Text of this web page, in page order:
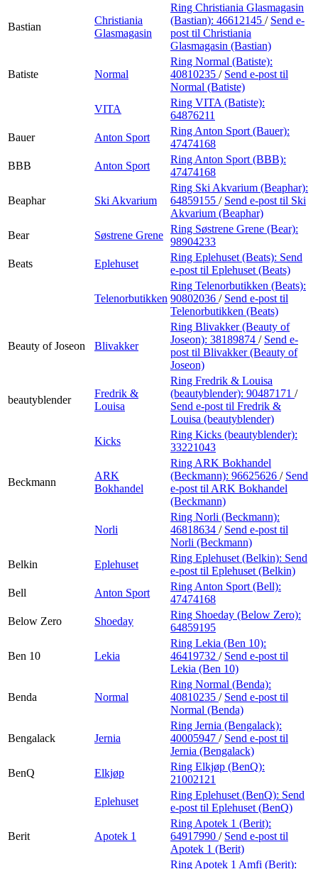
Bastian
Christiania
Glasmagasin
Ring Christiania Glasmagasin
(Bastian): 46612145 / Send e-
post til Christiania
Glasmagasin (Bastian)
Batiste Normal
Ring Normal (Batiste):
40810235 / Send e-post til
Normal (Batiste)
VITA
Ring VITA (Batiste):
64876211
Bauer
Anton Sport
Ring Anton Sport (Bauer):
47474168
BBB
Anton Sport
Ring Anton Sport (BBB):
47474168
Beaphar Ski Akvarium
Ring Ski Akvarium (Beaphar):
64859155 / Send e-post til Ski
Akvarium (Beaphar)
Bear
Søstrene Grene
Ring Søstrene Grene (Bear):
98904233
Beats
Eplehuset
Ring Eplehuset (Beats): Send
e-post til Eplehuset (Beats)
Telenorbutikken
Ring Telenorbutikken (Beats):
90802036 / Send e-post til
Telenorbutikken (Beats)
Beauty of Joseon Blivakker
Ring Blivakker (Beauty of
Joseon): 38189874 / Send e-
post til Blivakker (Beauty of
Joseon)
beautyblender
Fredrik &
Louisa
Ring Fredrik & Louisa
(beautyblender): 90487171 /
Send e-post til Fredrik &
Louisa (beautyblender)
Kicks
Ring Kicks (beautyblender):
33221043
Beckmann
ARK
Bokhandel
Ring ARK Bokhandel
(Beckmann): 96625626 / Send
e-post til ARK Bokhandel
(Beckmann)
Norli
Ring Norli (Beckmann):
46818634 / Send e-post til
Norli (Beckmann)
Belkin
Eplehuset
Ring Eplehuset (Belkin): Send
e-post til Eplehuset (Belkin)
Bell
Anton Sport
Ring Anton Sport (Bell):
47474168
Below Zero
Shoeday
Ring Shoeday (Below Zero):
64859195
Ben 10 Lekia
Ring Lekia (Ben 10):
46419732 / Send e-post til
Lekia (Ben 10)
Benda Normal
Ring Normal (Benda):
40810235 / Send e-post til
Normal (Benda)
Bengalack Jernia
Ring Jernia (Bengalack):
40005947 / Send e-post til
Jernia (Bengalack)
BenQ
Elkjøp
Ring Elkjøp (BenQ):
21002121
Eplehuset
Ring Eplehuset (BenQ): Send
e-post til Eplehuset (BenQ)
Berit Apotek 1
Ring Apotek 1 (Berit):
64917990 / Send e-post til
Apotek 1 (Berit)
Ring Apotek 1 Amfi (Berit):